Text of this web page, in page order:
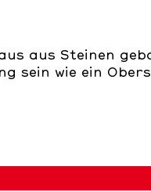
aus Steinen
sein wie ein